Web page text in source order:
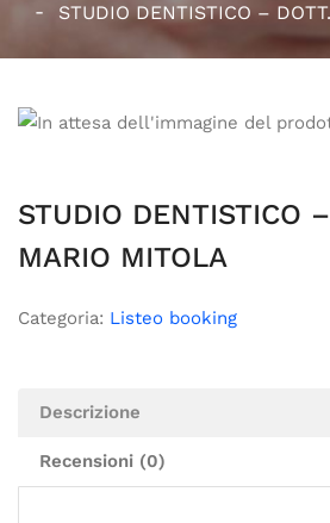
STUDIO DENTISTICO –
STUDIO DENTISTICO
MARIO MITOLA
Categoria: Listeo booking
Descrizione
Recensioni (0)